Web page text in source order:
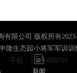
有限公司 版权所有
隆生态园小将军军训训
手机：15800688761
新闻